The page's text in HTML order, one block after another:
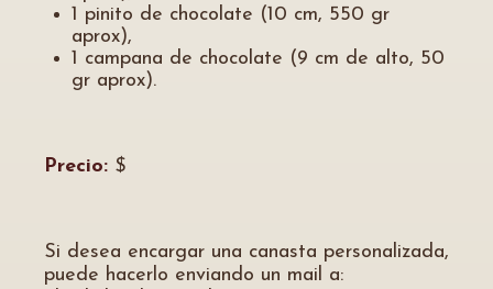
1 pinito de chocolate (10 cm, 550 gr
aprox),
1 campana de chocolate (9 cm de alto, 50
gr aprox).
Precio: $
Si desea encargar una canasta personalizada,
puede hacerlo enviando un mail a: